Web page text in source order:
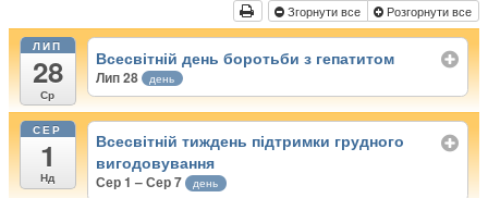
Згорнути все Розгорнути все
ЛИП
28
Ср
Всесвітній день боротьби з гепатитом
Лип 28 день
СЕР
1
Нд
Всесвітній тиждень підтримки грудного
вигодовування
Сер 1 – Сер 7 день